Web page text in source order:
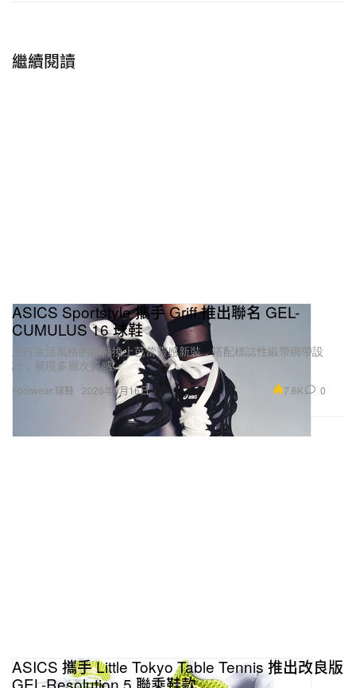
繼續閱讀
Footwear 球鞋
ASICS Sportstyle 攜手 Griff 推出聯名 GEL-
CUMULUS 16 球鞋
主打生活風格的跑鞋換上芭蕾靈感新裝，搭配標誌性緞帶綁帶設
計，展現多層次質感。
2026年6月16日 7.6K 0
ASICS 攜手 Little Tokyo Table Tennis 推出改良版
GEL-Resolution 5 聯乘鞋款